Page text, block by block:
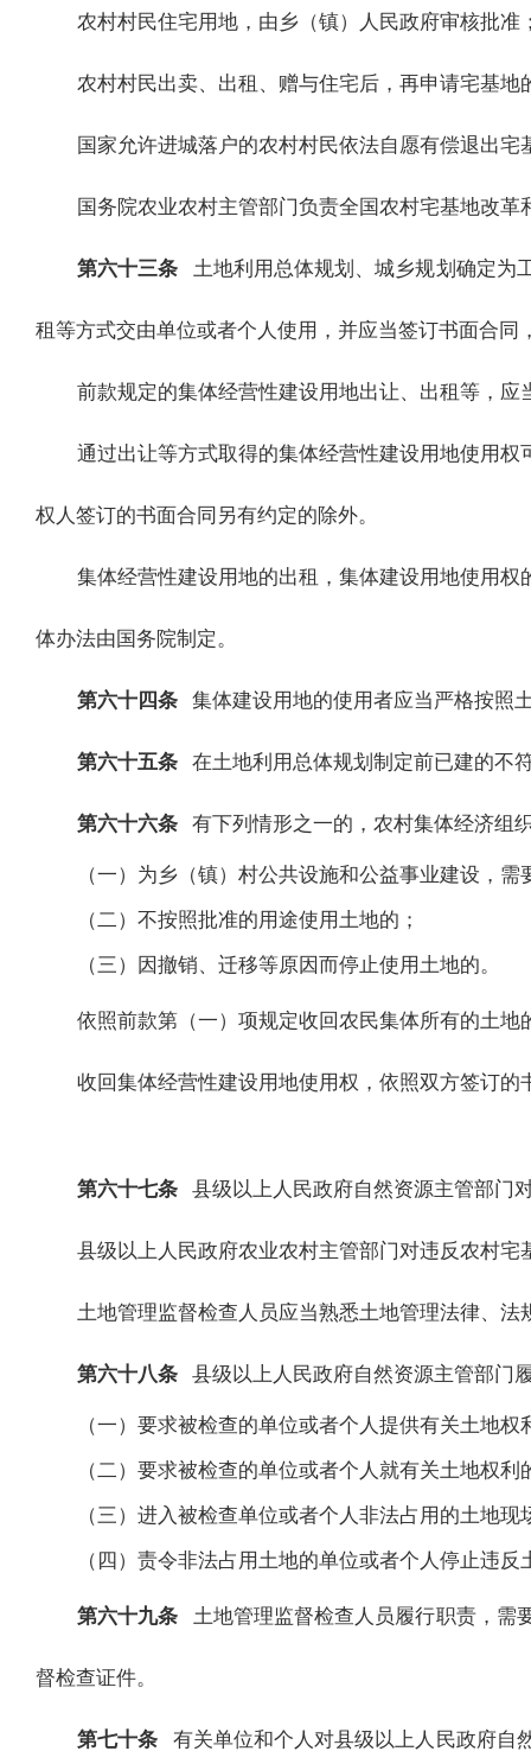
农村村民住宅用地，由乡（镇）人民政府审核批
农村村民出卖、出租、赠与住宅后，再申请宅基地
国家允许进城落户的农村村民依法自愿有偿退出
国务院农业农村主管部门负责全国农村宅基地改革
第六十三条 土地利用总体规划、城乡规划确定为
租等方式交由单位或者个人使用，并应当签订书面合
前款规定的集体经营性建设用地出让、出租等，
通过出让等方式取得的集体经营性建设用地使用
权人签订的书面合同另有约定的除外。
集体经营性建设用地的出租，集体建设用地使用
体办法由国务院制定。
第六十四条 集体建设用地的使用者应当严格按照
第六十五条 在土地利用总体规划制定前已建的不
第六十六条 有下列情形之一的，农村集体经济组
（一）为乡（镇）村公共设施和公益事业建设，需
（二）不按照批准的用途使用土地的；
（三）因撤销、迁移等原因而停止使用土地的。
依照前款第（一）项规定收回农民集体所有的土
收回集体经营性建设用地使用权，依照双方签订
第六十七条 县级以上人民政府自然资源主管部门
县级以上人民政府农业农村主管部门对违反农村
土地管理监督检查人员应当熟悉土地管理法律、法
第六十八条 县级以上人民政府自然资源主管部门
（一）要求被检查的单位或者个人提供有关土地
（二）要求被检查的单位或者个人就有关土地权利
（三）进入被检查单位或者个人非法占用的土地现
（四）责令非法占用土地的单位或者个人停止违
第六十九条 土地管理监督检查人员履行职责，需
督检查证件。
第七十条 有关单位和个人对县级以上人民政府自